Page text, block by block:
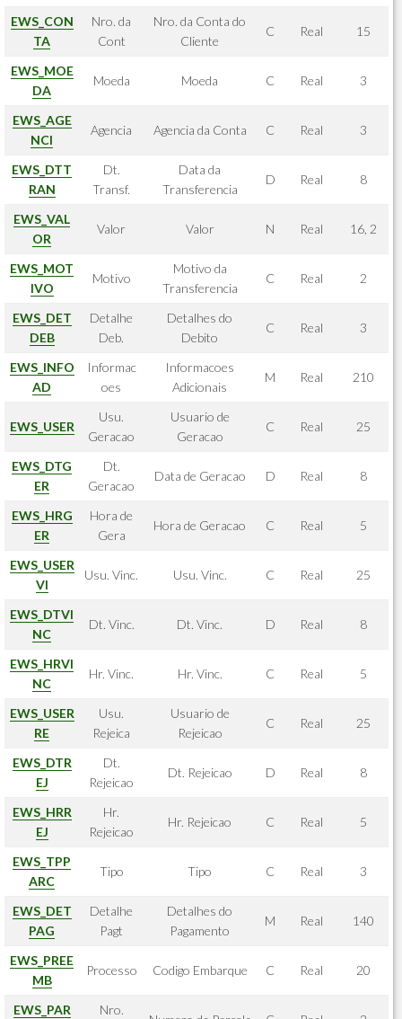
EWS_CON
TA
Nro. da
Cont
Nro. da Conta do
Cliente
C Real 15
EWS_MOE
DA
Moeda Moeda C Real 3
EWS_AGE
NCI
Agencia Agencia da Conta C Real 3
EWS_DTT
RAN
Dt.
Transf.
Data da
Transferencia
D Real 8
EWS_VAL
OR
Valor Valor N Real 16, 2
EWS_MOT
IVO
Motivo
Motivo da
Transferencia
C Real 2
EWS_DET
DEB
Detalhe
Deb.
Detalhes do
Debito
C Real 3
EWS_INFO
AD
Informac
oes
Informacoes
Adicionais
M Real 210
EWS_USER
Usu.
Geracao
Usuario de
Geracao
C Real 25
EWS_DTG
ER
Dt.
Geracao
Data de Geracao D Real 8
EWS_HRG
ER
Hora de
Gera
Hora de Geracao C Real 5
EWS_USER
VI
Usu. Vinc. Usu. Vinc. C Real 25
EWS_DTVI
NC
Dt. Vinc. Dt. Vinc. D Real 8
EWS_HRVI
NC
Hr. Vinc. Hr. Vinc. C Real 5
EWS_USER
RE
Usu.
Rejeica
Usuario de
Rejeicao
C Real 25
EWS_DTR
EJ
Dt.
Rejeicao
Dt. Rejeicao D Real 8
EWS_HRR
EJ
Hr.
Rejeicao
Hr. Rejeicao C Real 5
EWS_TPP
ARC
Tipo Tipo C Real 3
EWS_DET
PAG
Detalhe
Pagt
Detalhes do
Pagamento
M Real 140
EWS_PREE
MB
Processo Codigo Embarque C Real 20
EWS_PAR Nro.